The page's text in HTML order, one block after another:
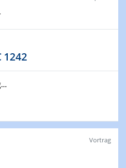
und Wissenschaft
„Verbundprojekte in
Major Enabling
1242
Vortrag